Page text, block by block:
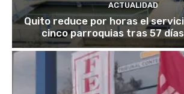
ACTUALIDAD
Quito reduce por horas el
cinco parroquias tras 57